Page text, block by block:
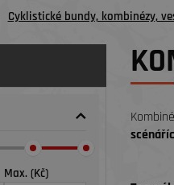
Cyklistické bundy, kombinézy,
Max. (Kč)